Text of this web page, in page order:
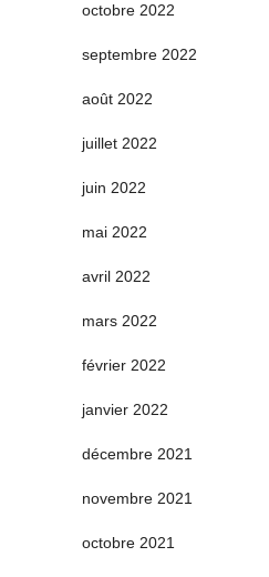
octobre 2022
septembre 2022
août 2022
juillet 2022
juin 2022
mai 2022
avril 2022
mars 2022
février 2022
janvier 2022
décembre 2021
novembre 2021
octobre 2021